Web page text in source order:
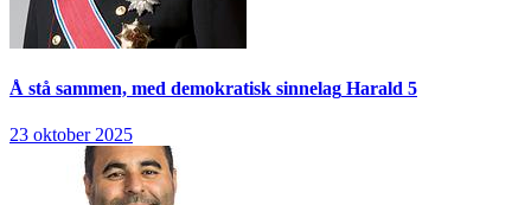
Å stå sammen, med demokratisk sinnelag Harald 5
23 oktober 2025